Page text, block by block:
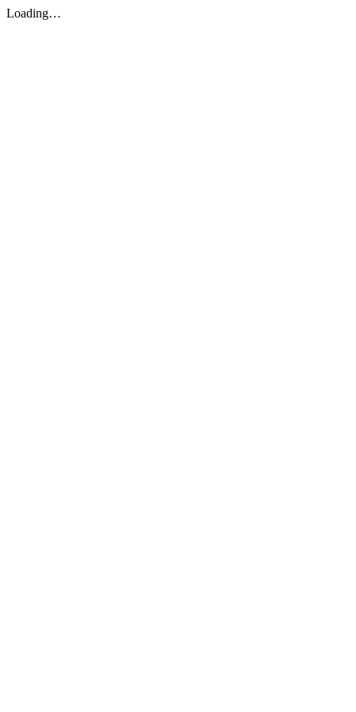
Loading…